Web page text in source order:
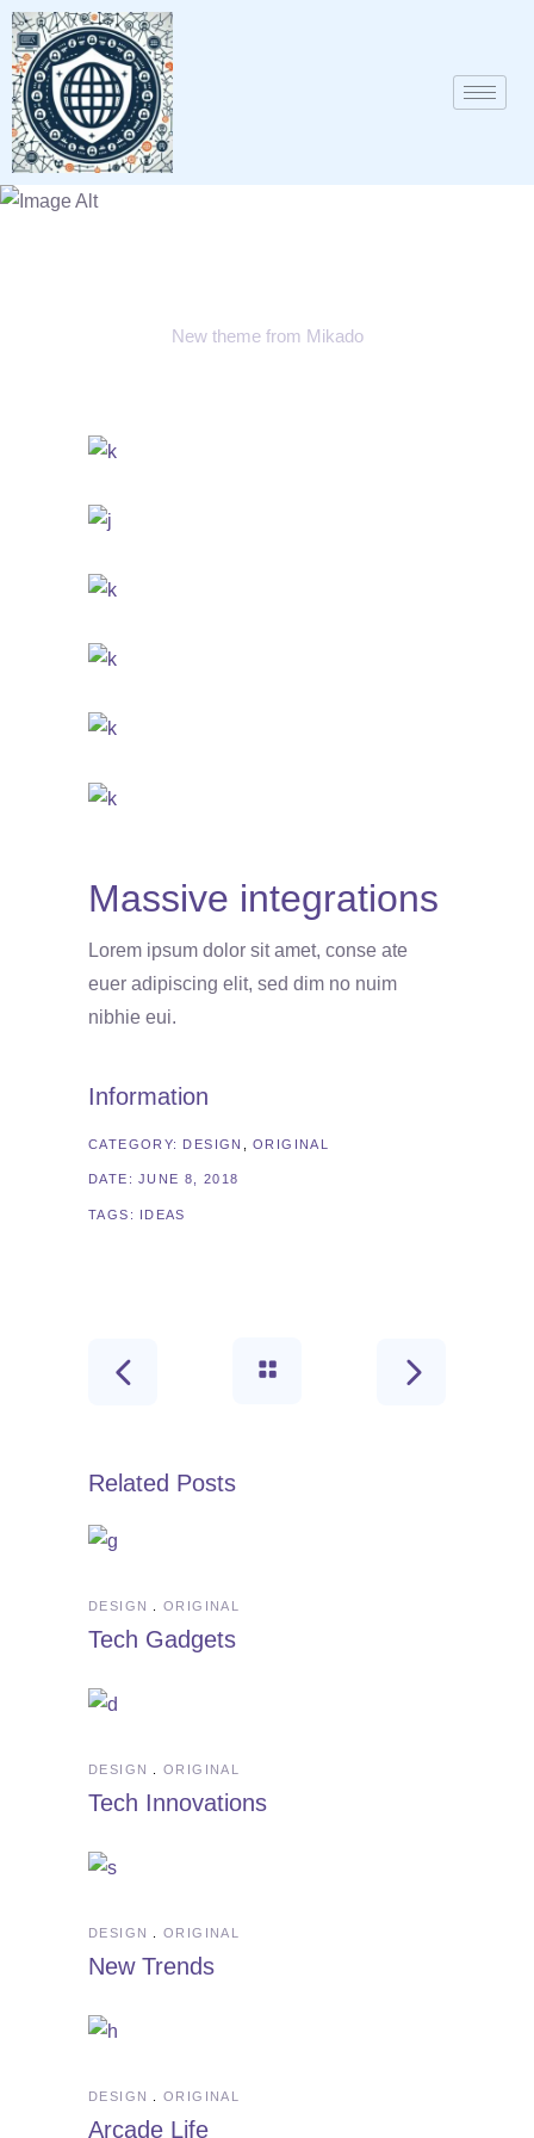
New theme from Mikado
Massive integrations
Lorem ipsum dolor sit amet, conse ate
euer adipiscing elit, sed dim no nuim
nibhie eui.
Information
CATEGORY: DESIGN ORIGINAL
DATE: JUNE 8, 2018
TAGS: IDEAS
Related Posts
DESIGN ORIGINAL
Tech Gadgets
DESIGN ORIGINAL
Tech Innovations
DESIGN ORIGINAL
New Trends
DESIGN ORIGINAL
Arcade Life